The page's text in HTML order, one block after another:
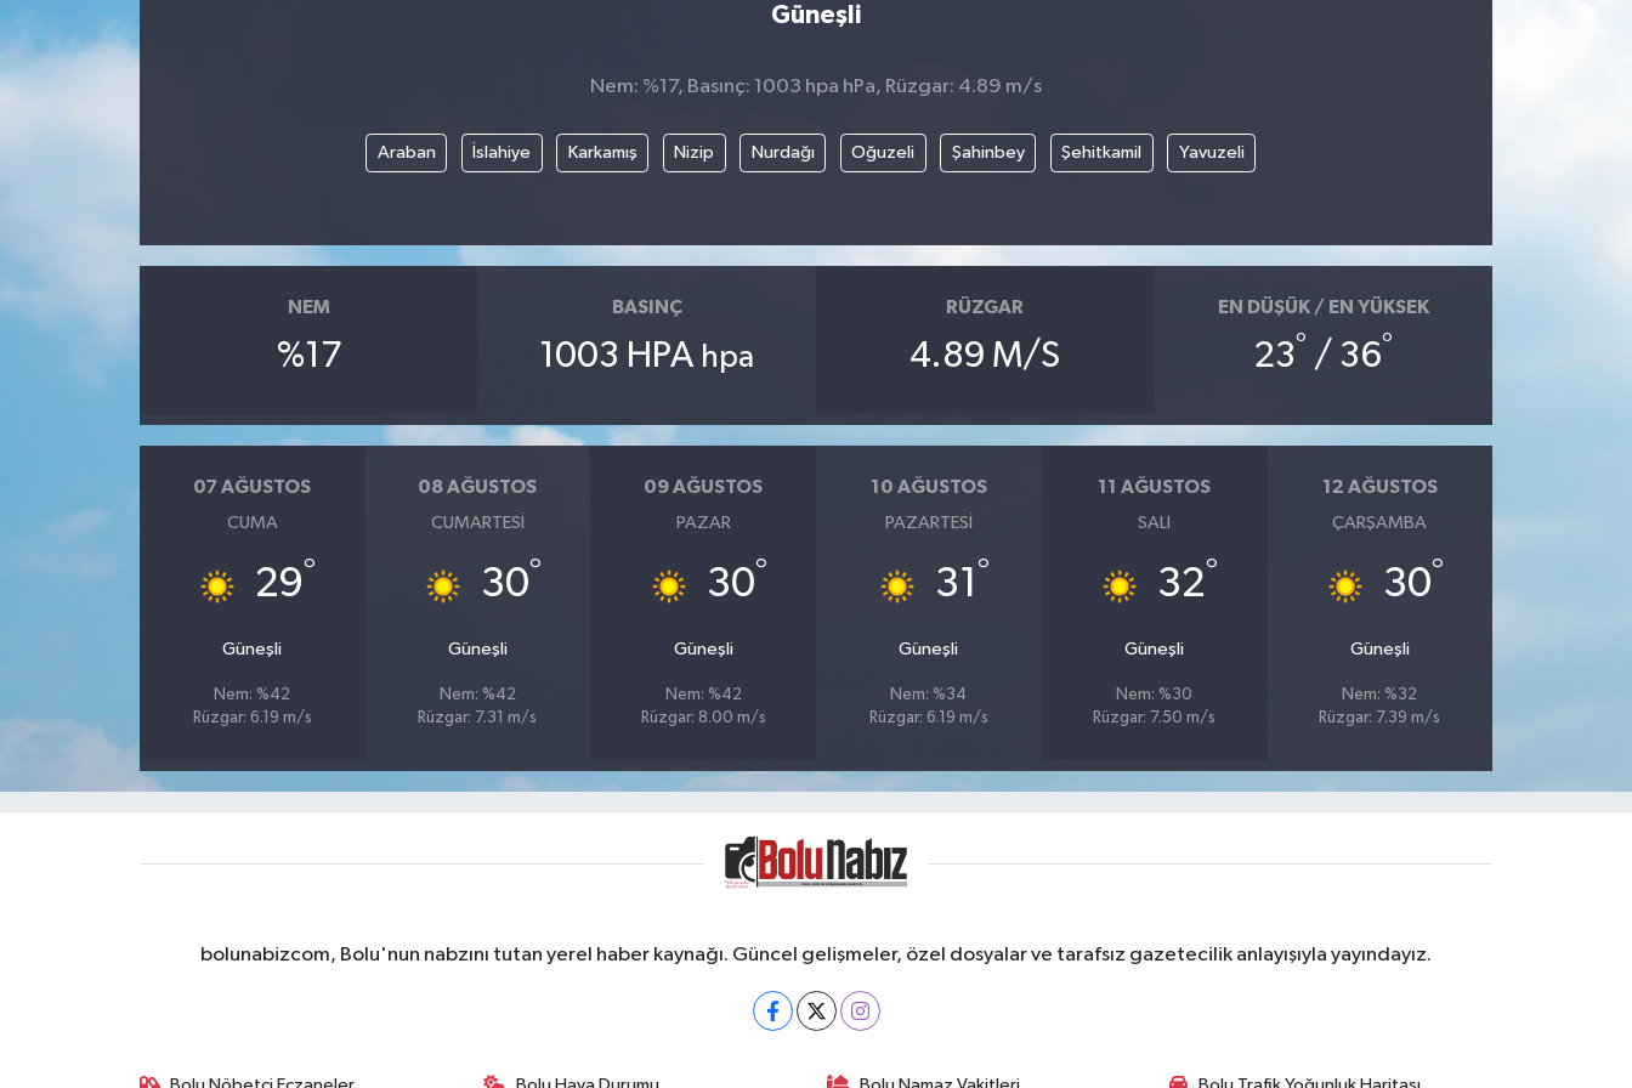
Güneşli
Nem: %17, Basınç: 1003 hpa hPa, Rüzgar: 4.89 m/s
Araban İslahiye Karkamış Nizip Nurdağı Oğuzeli Şahinbey Şehitkamil Yavuzeli
NEM
%17
BASINÇ
1003 HPA hpa
RÜZGAR
4.89 M/S
EN DÜŞÜK / EN YÜKSEK
23° / 36°
07 AĞUSTOS
CUMA
29°
Güneşli
Nem: %42
Rüzgar: 6.19 m/s
08 AĞUSTOS
CUMARTESI
30°
Güneşli
Nem: %42
Rüzgar: 7.31 m/s
09 AĞUSTOS
PAZAR
30°
Güneşli
Nem: %42
Rüzgar: 8.00 m/s
10 AĞUSTOS
PAZARTESI
31 °
Güneşli
Nem: %34
Rüzgar: 6.19 m/s
11 AĞUSTOS
SALI
32°
Güneşli
Nem: %30
Rüzgar: 7.50 m/s
12 AĞUSTOS
ÇARŞAMBA
30°
Güneşli
Nem: %32
Rüzgar: 7.39 m/s
bolunabizcom, Bolu'nun nabzını tutan yerel haber kaynağı. Güncel gelişmeler, özel dosyalar ve tarafsız gazetecilik anlayışıyla yayındayız.